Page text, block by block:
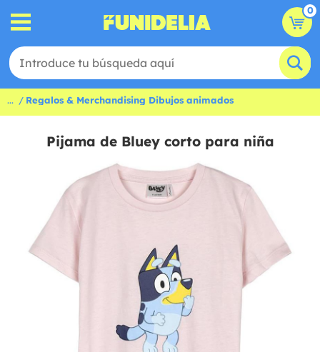
0
... Regalos & Merchandising Dibujos animados
Pijama de Bluey corto para niña